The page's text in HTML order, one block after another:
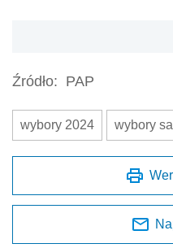
Źródło: PAP
wybory 2024 wybory